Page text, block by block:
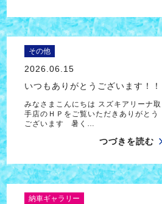
その他
2026.06.15
いつもありがとうございます！！
みなさまこんにちは スズキアリーナ取
手店のＨＰをご覧いただきありがとう
ございます 暑く…
つづきを読む
納車ギャラリー